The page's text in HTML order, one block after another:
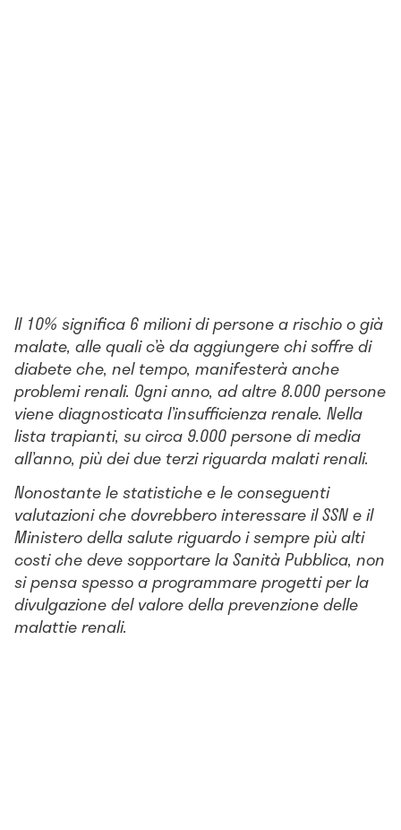
Il 10% significa 6 milioni di persone a rischio o già
malate, alle quali c’è da aggiungere chi soffre di
diabete che, nel tempo, manifesterà anche
problemi renali. Ogni anno, ad altre 8.000 persone
viene diagnosticata l’insufficienza renale. Nella
lista trapianti, su circa 9.000 persone di media
all’anno, più dei due terzi riguarda malati renali.
Nonostante le statistiche e le conseguenti
valutazioni che dovrebbero interessare il SSN e il
Ministero della salute riguardo i sempre più alti
costi che deve sopportare la Sanità Pubblica, non
si pensa spesso a programmare progetti per la
divulgazione del valore della prevenzione delle
malattie renali.